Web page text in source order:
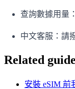
查詢數據用量
中文客服：請
Related
安裝 eSIM 前